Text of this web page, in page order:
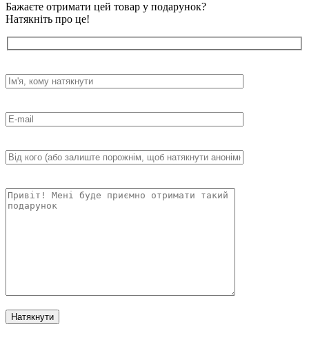
Бажаєте отримати цей товар у подарунок?
Натякніть про це!